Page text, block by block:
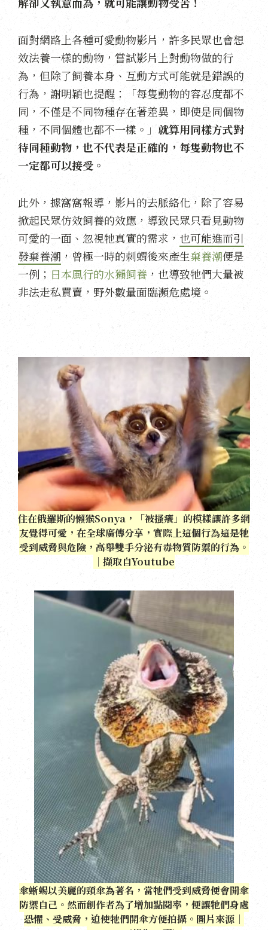
面對網路上各種可愛動物影片，許多民眾也會想
效法養一樣的動物，嘗試影片上對動物做的行
為，但除了飼養本身、互動方式可能就是錯誤的
行為，謝明穎也提醒：「每隻動物的容忍度都不
同，不僅是不同物種存在著差異，即使是同個物
種，不同個體也都不一樣。」 就算用同樣方式對
待同種動物，也不代表是正確的，每隻動物也不
一定都可以接受。
此外，據窩窩報導，影片的去脈絡化，除了容易
掀起民眾仿效飼養的效應，導致民眾只看見動物
可愛的一面、忽視牠真實的需求， 也可能進而引
發棄養潮 ，曾極一時的刺蝟後來產生棄養潮便是
一例； 日本風行的水獺飼養 ，也導致牠們大量被
非法走私買賣，野外數量面臨瀕危處境。
住在俄羅斯的懶猴Sonya，「被搔癢」的模樣讓許多網
友覺得可愛，在全球廣傳分享，實際上這個行為這是牠
受到威脅與危險，高舉雙手分泌有毒物質防禦的行為。
｜擷取自Youtube
傘蜥蜴以美麗的頸傘為著名，當牠們受到威脅便會開傘
防禦自己。然而創作者為了增加點閱率，便讓牠們身處
恐懼、受威脅，迫使牠們開傘方便拍攝。圖片來源｜